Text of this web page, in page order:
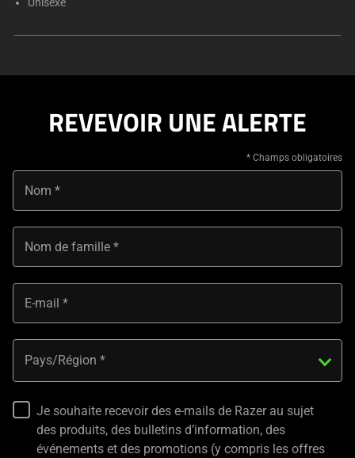
REVEVOIR UNE ALERTE
Nom
Nom de famille
E-mail
Pays/Région
Je souhaite recevoir des e-mails de Razer au sujet
des produits, des bulletins d’information, des
événements et des promotions (y compris les offres